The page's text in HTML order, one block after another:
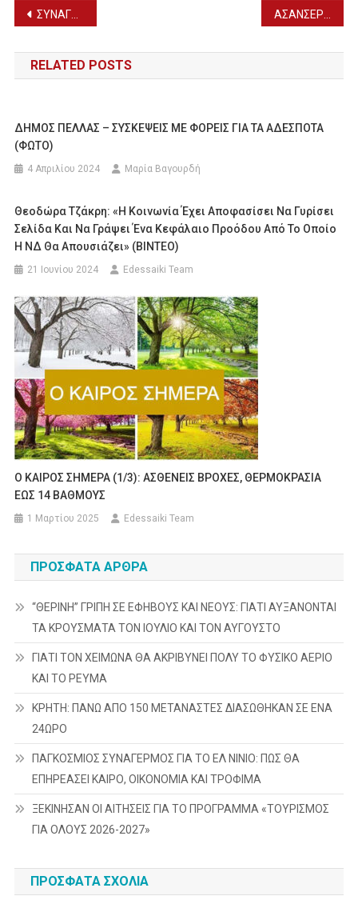
Πλοήγηση
άρθρων
ΣΥΝΑΓΕΡΜΟΣ ΓΙΑ ΤΗΝ ΕΞΑΦΑΝΙΣΗ 17ΧΡΟΝΗΣ ΣΤΟ ΧΑΛΑΝΔΡΙ ΑΤΤΙΚΗΣ ΑΣΑΝΣΕΡ: ΠΑΡΑΤΑΣΗ 7 ΜΗΝΕΣ ΓΙΑ ΤΗΝ ΑΠΟΓΡΑΦΗ
RELATED POSTS
ΔΗΜΟΣ ΠΕΛΛΑΣ – ΣΥΣΚΕΨΕΙΣ ΜΕ ΦΟΡΕΙΣ ΓΙΑ ΤΑ ΑΔΕΣΠΟΤΑ
(ΦΩΤΟ)
4 Απριλίου 2024 Μαρία Βαγουρδή
Θεοδώρα Τζάκρη: «Η Κοινωνία Έχει Αποφασίσει Να Γυρίσει
Σελίδα Και Να Γράψει Ένα Κεφάλαιο Προόδου Από Το Οποίο
Η ΝΔ Θα Απουσιάζει» (ΒΙΝΤΕΟ)
21 Ιουνίου 2024 Edessaiki Team
O KAIΡΟΣ ΣΗΜΕΡΑ (1/3): ΑΣΘΕΝΕΙΣ ΒΡΟΧΕΣ, ΘΕΡΜΟΚΡΑΣΙΑ
ΕΩΣ 14 ΒΑΘΜΟΥΣ
1 Μαρτίου 2025 Edessaiki Team
ΠΡΌΣΦΑΤΑ ΆΡΘΡΑ
“ΘΕΡΙΝΗ” ΓΡΙΠΗ ΣΕ ΕΦΗΒΟΥΣ ΚΑΙ ΝΕΟΥΣ: ΓΙΑΤΙ ΑΥΞΑΝΟΝΤΑΙ
ΤΑ ΚΡΟΥΣΜΑΤΑ ΤΟΝ ΙΟΥΛΙΟ ΚΑΙ ΤΟΝ ΑΥΓΟΥΣΤΟ
ΓΙΑΤΙ ΤΟΝ ΧΕΙΜΩΝΑ ΘΑ ΑΚΡΙΒΥΝΕΙ ΠΟΛΥ ΤΟ ΦΥΣΙΚΟ ΑΕΡΙΟ
ΚΑΙ ΤΟ ΡΕΥΜΑ
ΚΡΗΤΗ: ΠΑΝΩ ΑΠΟ 150 ΜΕΤΑΝΑΣΤΕΣ ΔΙΑΣΩΘΗΚΑΝ ΣΕ ΕΝΑ
24ΩΡΟ
ΠΑΓΚΟΣΜΙΟΣ ΣΥΝΑΓΕΡΜΟΣ ΓΙΑ ΤΟ ΕΛ ΝΙΝΙΟ: ΠΩΣ ΘΑ
ΕΠΗΡΕΑΣΕΙ ΚΑΙΡΟ, ΟΙΚΟΝΟΜΙΑ ΚΑΙ ΤΡΟΦΙΜΑ
ΞΕΚΙΝΗΣΑΝ ΟΙ ΑΙΤΗΣΕΙΣ ΓΙΑ ΤΟ ΠΡΟΓΡΑΜΜΑ «ΤΟΥΡΙΣΜΟΣ
ΓΙΑ ΟΛΟΥΣ 2026-2027»
ΠΡΌΣΦΑΤΑ ΣΧΌΛΙΑ